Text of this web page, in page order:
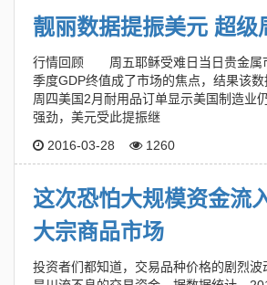
靓丽数据提振美元 超级
行情回顾 周五耶稣受难日当日贵金属
季度GDP终值成了市场的焦点，结果该数
周四美国2月耐用品订单显示美国制造业
强劲，美元受此提振继
2016-03-28
1260
这次恐怕大规模资金流
大宗商品市场
投资者们都知道，交易品种价格的剧烈波